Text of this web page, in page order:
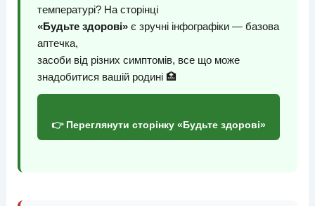
температурі? На сторінці
«Будьте здорові»є зручні інфографіки — базова
аптечка,
засоби від різних симптомів, все що може
знадобитися вашій родині 🏥
👉 Переглянути сторінку «Будьте здорові»